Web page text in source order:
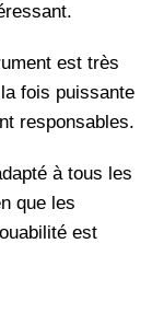
est très
fois puissante
responsables.
à tous les
que les
est